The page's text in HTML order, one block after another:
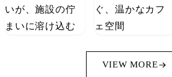
VIEW MORE